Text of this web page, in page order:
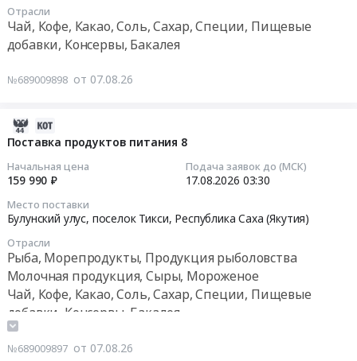
Отрасли
Чай, Кофе, Какао, Соль, Сахар, Специи, Пищевые
добавки, Консервы, Бакалея
№689009898 от 07.08.26
Поставка продуктов питания 8
Начальная цена
159 990 ₽
Подача заявок до (МСК)
17.08.2026 03:30
Место поставки
Булунский улус, поселок Тикси, Республика Саха (Якутия)
Отрасли
Рыба, Морепродукты, Продукция рыболовства
Молочная продукция, Сыры, Мороженое
Чай, Кофе, Какао, Соль, Сахар, Специи, Пищевые
добавки, Консервы, Бакалея
№689009897 от 07.08.26